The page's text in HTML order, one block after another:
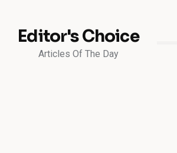
Editor's Choice
Articles Of The Day